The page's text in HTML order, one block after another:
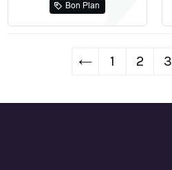
Bon Plan
← 1 2 3